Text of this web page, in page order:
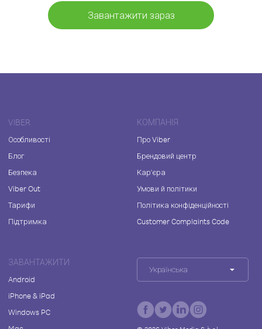
Завантажити зараз
VIBER
Особливості
Блог
Безпека
Viber Out
Тарифи
Підтримка
КОМПАНІЯ
Про Viber
Брендовий центр
Кар'єра
Умови й політики
Політика конфіденційності
Customer Complaints Code
ЗАВАНТАЖИТИ
Android
iPhone & iPad
Windows PC
Українська